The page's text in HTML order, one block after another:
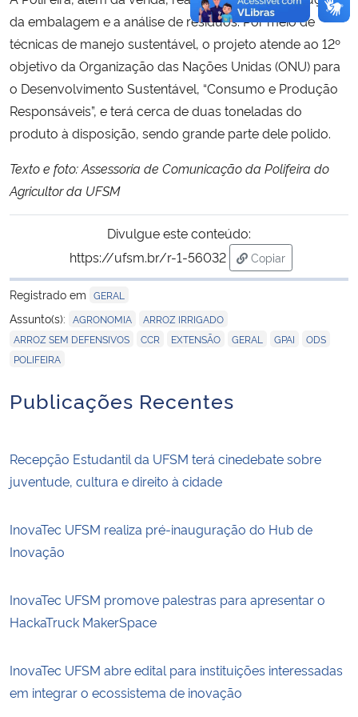
da embalagem e a análise de resíduos. Por meio de
técnicas de manejo sustentável, o projeto atende ao 12º
objetivo da Organização das Nações Unidas (ONU) para
o Desenvolvimento Sustentável, “Consumo e Produção
Responsáveis”, e terá cerca de duas toneladas do
produto à disposição, sendo grande parte dele polido.
Texto e foto: Assessoria de Comunicação da Polifeira do
Agricultor da UFSM
Divulgue este conteúdo:
https://ufsm.br/r-1-56032
Copiar
para área de
Registrado em GERAL
Assunto(s): AGRONOMIA ARROZ IRRIGADO
ARROZ SEM DEFENSIVOS CCR EXTENSÃO GERAL GPAI ODS
POLIFEIRA
Publicações Recentes
Recepção Estudantil da UFSM terá cinedebate sobre
juventude, cultura e direito à cidade
InovaTec UFSM realiza pré-inauguração do Hub de
Inovação
InovaTec UFSM promove palestras para apresentar o
HackaTruck MakerSpace
InovaTec UFSM abre edital para instituições interessadas
em integrar o ecossistema de inovação